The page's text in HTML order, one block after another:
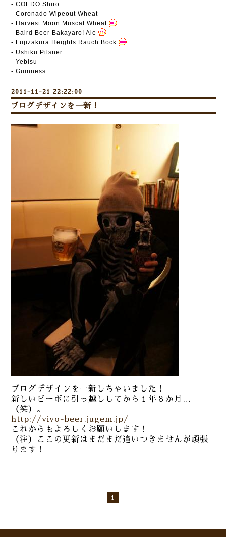
- COEDO Shiro
- Coronado Wipeout Wheat
- Harvest Moon Muscat Wheat
- Baird Beer Bakayaro! Ale
- Fujizakura Heights Rauch Bock
- Ushiku Pilsner
- Yebisu
- Guinness
2011-11-21 22:22:00
ブログデザインを一新！
ブログデザインを一新しちゃいました！
新しいビーボに引っ越ししてから１年８か月…
（笑）。
http://vivo-beer.jugem.jp/
これからもよろしくお願いします！
（注）ここの更新はまだまだ追いつきませんが頑張
ります！
1